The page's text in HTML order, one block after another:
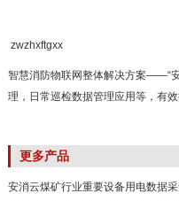
zwzhxftgxx
智慧消防物联网整体解决方案——“
理，日常巡检数据管理应用等，有
更多产品
安消云煤矿行业重要设备用电数据